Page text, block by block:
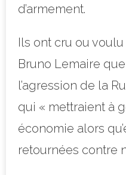
d’armement.
Ils ont cru ou
Bruno Lemaire
l’agression de la
qui « mettraient à
économie alors
retournées contre